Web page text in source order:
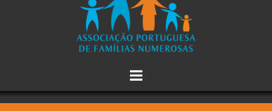
_banner_me_